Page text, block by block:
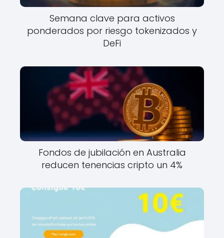
Semana clave para activos
ponderados por riesgo tokenizados y
DeFi
Fondos de jubilación en Australia
reducen tenencias cripto un 4%